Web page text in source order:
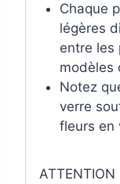
Chaque
légères
entre les
modèles
Notez
verre
fleurs en